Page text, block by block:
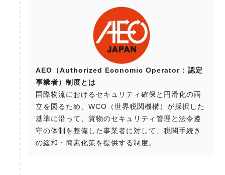
AEO（Authorized Economic Operator : 認定
事業者）制度とは
国際物流におけるセキュリティ確保と円滑化の両
立を図るため、WCO（世界税関機構）が採択した
基準に沿って、貨物のセキュリティ管理と法令遵
守の体制を整備した事業者に対して、税関手続き
の緩和・簡素化策を提供する制度。